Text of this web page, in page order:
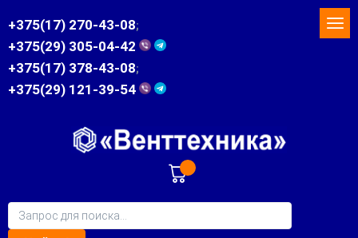
+375(17) 270-43-08;
+375(29) 305-04-42
+375(17) 378-43-08;
+375(29) 121-39-54